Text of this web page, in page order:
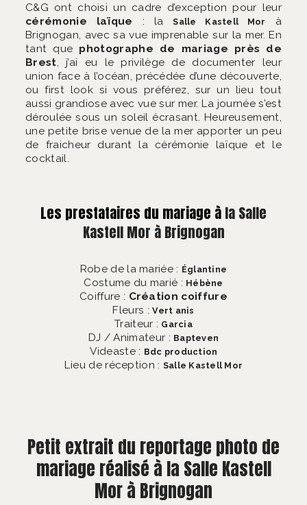
C&G ont choisi un cadre d’exception pour leur
cérémonie laïque : laSalle Kastell Mor
à
Brignogan, avec sa vue imprenable sur la mer. En
tant que photographe de mariage près de
Brest, j’ai eu le privilège de documenter leur
union face à l’océan, précédée d’une découverte,
ou first look si vous préférez, sur un lieu tout
aussi grandiose avec vue sur mer. La journée s’est
déroulée sous un soleil écrasant. Heureusement,
une petite brise venue de la mer apporter un peu
de fraicheur durant la cérémonie laïque et le
cocktail.
Les prestataires du mariage àla Salle
Kastell Mor à Brignogan
Robe de la mariée : Églantine
Costume du marié : Hébène
Coiffure : Création coiffure
Fleurs :Vert anis
Traiteur : Garcia
DJ / Animateur : Bapteven
Videaste : Bdc production
Lieu de réception : Salle Kastell Mor
Petit extrait du reportage photo de
mariage réalisé à la Salle Kastell
Mor à Brignogan